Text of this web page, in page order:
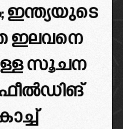
ഇന്ത്യയുടെ
ഇലവനെ
സൂചന